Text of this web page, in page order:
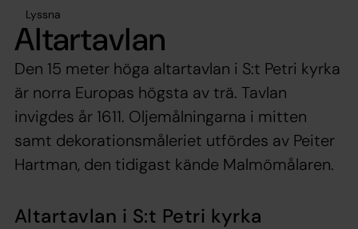
Lyssna
Altartavlan
Den 15 meter höga altartavlan i S:t Petri kyrka
är norra Europas högsta av trä. Tavlan
invigdes år 1611. Oljemålningarna i mitten
samt dekorationsmåleriet utfördes av Peiter
Hartman, den tidigast kände Malmömålaren.
Altartavlan i S:t Petri kyrka